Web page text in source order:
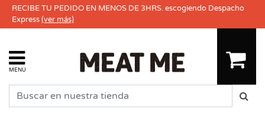
RECIBE TU PEDIDO EN MENOS DE 3HRS. escogiendo Despacho
Express(ver más)
MENU